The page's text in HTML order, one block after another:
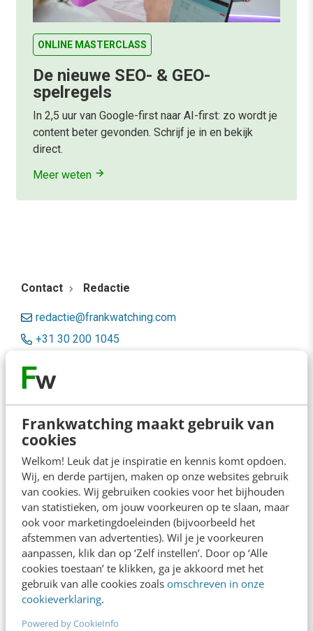
Frankwatching maakt gebruik van
cookies
Welkom! Leuk dat je inspiratie en kennis komt opdoen.
Wij, en derde partijen, maken op onze websites gebruik
van cookies. Wij gebruiken cookies voor het bijhouden
van statistieken, om jouw voorkeuren op te slaan, maar
ook voor marketingdoeleinden (bijvoorbeeld het
afstemmen van advertenties). Wil je je voorkeuren
aanpassen, klik dan op ‘Zelf instellen’. Door op ‘Alle
cookies toestaan’ te klikken, ga je akkoord met het
gebruik van alle cookies zoals omschreven in onze
cookieverklaring.
Powered by CookieInfo
ONLINE MASTERCLASS
De nieuwe SEO- & GEO-
spelregels
In 2,5 uur van Google-first naar AI-first: zo wordt je
content beter gevonden. Schrijf je in en bekijk
direct.
Meer weten
Contact Redactie
redactie@frankwatching.com
+31 30 200 1045
Meer contactopties
Frankwatching
Adverteren
Contact
Nieuwsbrieven
Over ons
Ons team
Werken bij